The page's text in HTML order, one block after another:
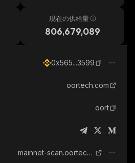
現在の供給量
806,679,089
0x565...3599
oortech.com
oort
mainnet-scan.oortech.com